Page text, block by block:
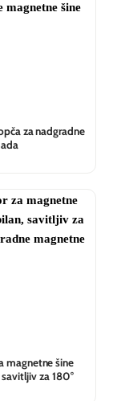
za nadgradne
magnetne šine
za 180°